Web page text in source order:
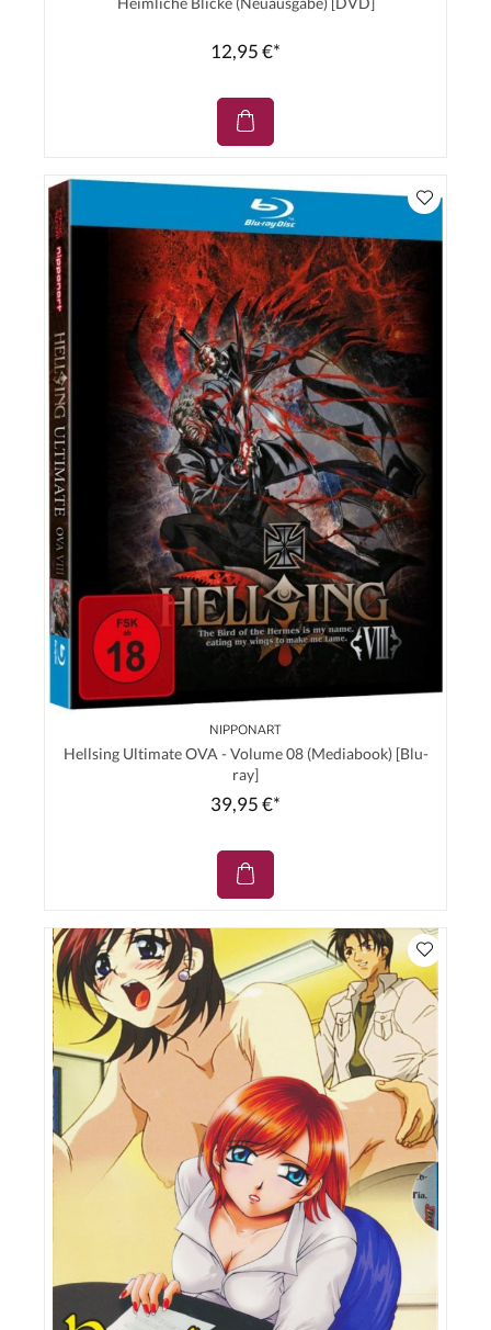
12,95 €*
NIPPONART
Hellsing Ultimate OVA - Volume 08 (Mediabook) [Blu-
ray]
39,95 €*